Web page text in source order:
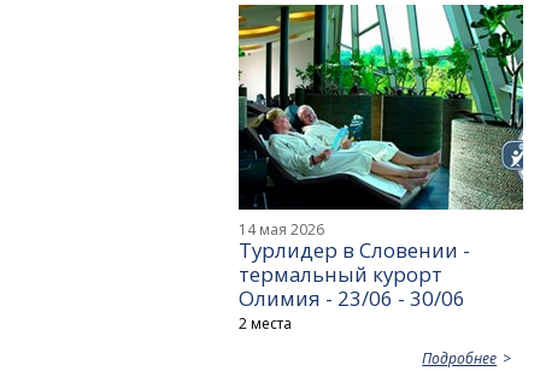
14 мая 2026
Турлидер в Словении -
термальный курорт
Олимия - 23/06 - 30/06
2 места
Подробнее